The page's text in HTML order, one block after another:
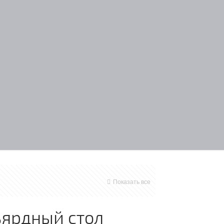
Показать все
стол